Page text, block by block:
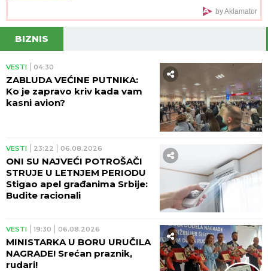
by Aklamator
BIZNIS
VESTI 04:30
ZABLUDA VEĆINE PUTNIKA:
Ko je zapravo kriv kada vam
kasni avion?
VESTI 23:22 06.08.2026
ONI SU NAJVEĆI POTROŠAČI
STRUJE U LETNJEM PERIODU
Stigao apel građanima Srbije:
Budite racionali
VESTI 19:30 06.08.2026
MINISTARKA U BORU URUČILA
NAGRADE! Srećan praznik,
rudari!